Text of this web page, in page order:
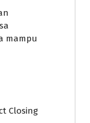
mampu
Closing